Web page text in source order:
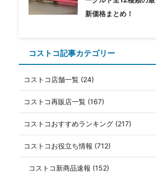
新価格まとめ！
コストコ記事カテゴリー
コストコ店舗一覧 (24)
コストコ再販店一覧 (167)
コストコおすすめランキング (217)
コストコお役立ち情報 (712)
コストコ新商品速報 (152)